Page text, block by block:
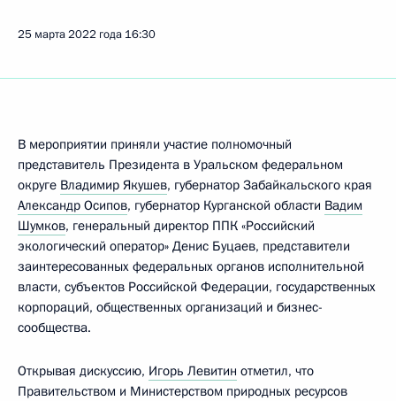
25 марта 2022 года 16:30
В мероприятии приняли участие полномочный
представитель Президента в Уральском федеральном
округе Владимир Якушев, губернатор Забайкальского края
Александр Осипов, губернатор Курганской области Вадим
Шумков, генеральный директор ППК «Российский
экологический оператор» Денис Буцаев, представители
заинтересованных федеральных органов исполнительной
власти, субъектов Российской Федерации, государственных
корпораций, общественных организаций и бизнес-
сообщества.
Открывая дискуссию, Игорь Левитин отметил, что
Правительством и Министерством природных ресурсов